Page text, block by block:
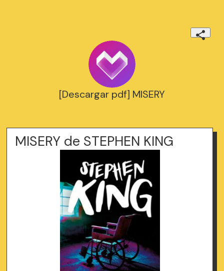
[Descargar pdf] MISERY
MISERY de STEPHEN KING